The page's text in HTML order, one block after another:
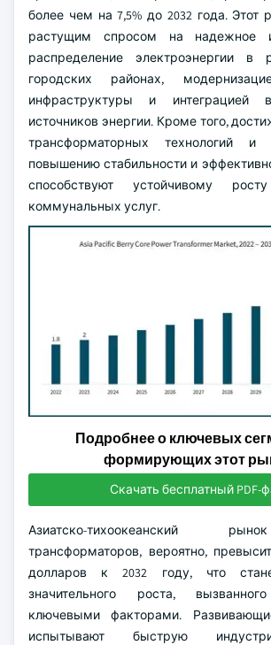
более чем на 7,5% до 2032 года. Этот
растущим спросом на надежное
распределение электроэнергии в
городских районах,
инфраструктуры и интеграцией
источников энергии. Кроме того,
трансформаторных технологий и
повышению стабильности и
способствуют устойчивому
коммунальных услуг.
Подробнее о ключевых
формирующих этот
Скачать бесплатный PDF-
Азиатско-тихоокеанский
трансформаторов, вероятно,
долларов к 2032 году, что
значительного роста,
ключевыми факторами.
испытывают быструю